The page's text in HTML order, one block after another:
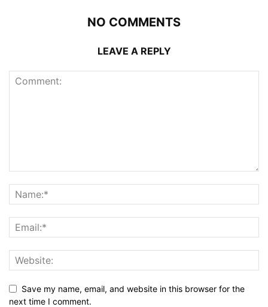
NO COMMENTS
LEAVE A REPLY
Save my name, email, and website in this browser for the
next time I comment.